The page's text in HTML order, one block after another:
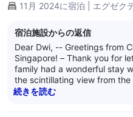
11月 2024に宿泊 | エグゼク
宿泊施設からの返信
Dear Dwi, -- Greetings from Citadines Fusionopolis
Singapore! – Thank you for letting us know you and your
family had a wonderful stay
the scintillating view from
Executive loft apartment you stayed in.
続きを読む